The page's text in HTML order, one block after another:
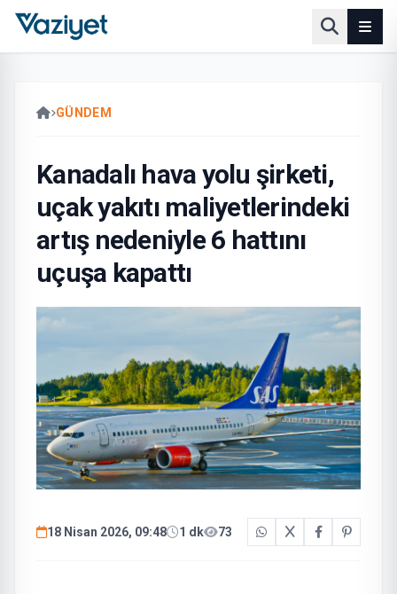
GÜNDEM
Kanadalı hava yolu şirketi,
uçak yakıtı maliyetlerindeki
artış nedeniyle 6 hattını
uçuşa kapattı
18 Nisan 2026, 09:48 1 dk 73